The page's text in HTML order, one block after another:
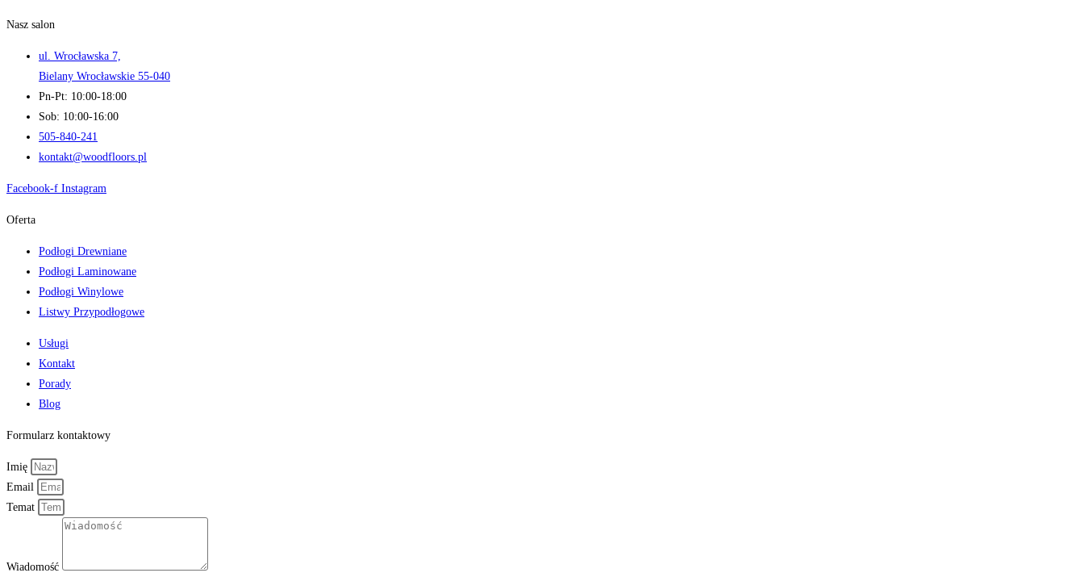
Nasz salon
ul. Wrocławska 7,
Bielany Wrocławskie 55-040
Pn-Pt: 10:00-18:00
Sob: 10:00-16:00
505-840-241
kontakt@woodfloors.pl
Facebook-f Instagram
Oferta
Podłogi Drewniane
Podłogi Laminowane
Podłogi Winylowe
Listwy Przypodłogowe
Usługi
Kontakt
Porady
Blog
Formularz kontaktowy
Imię
Email
Temat
Wiadomość